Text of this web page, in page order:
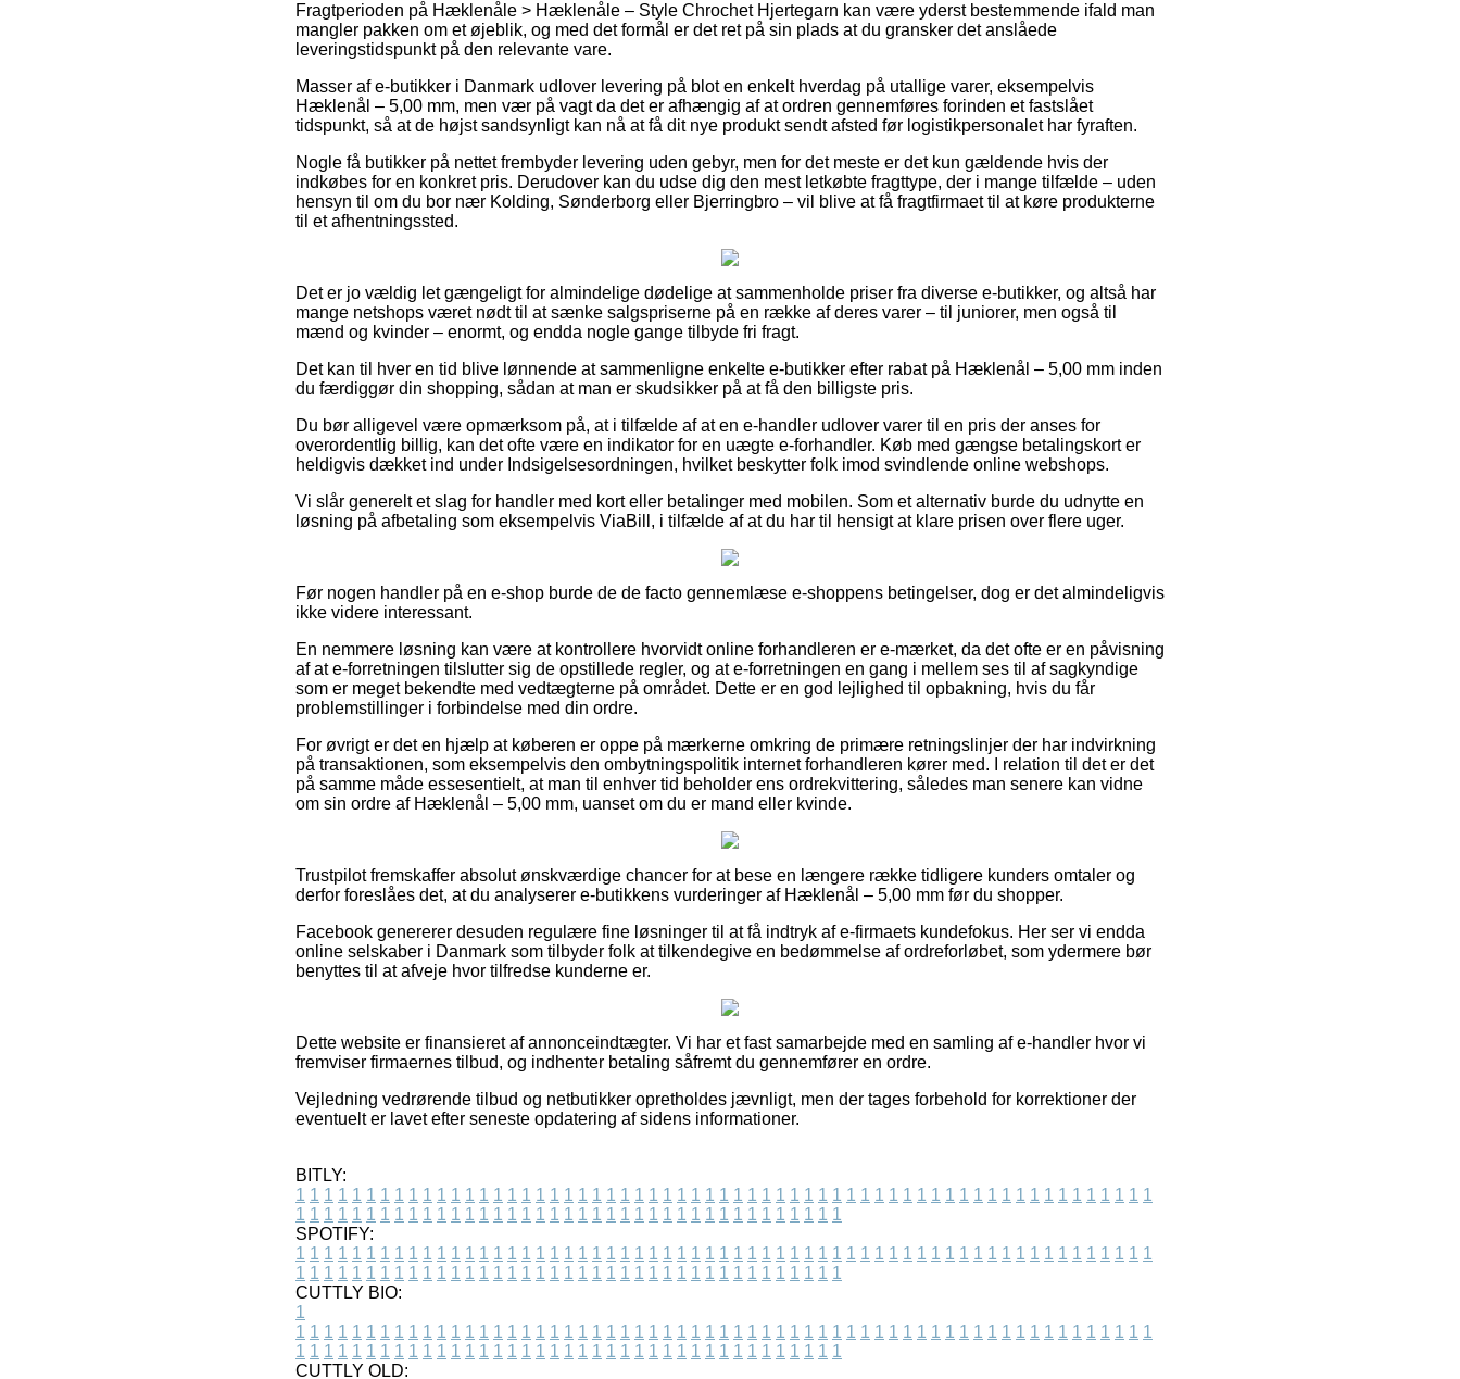
Fragtperioden på Hæklenåle > Hæklenåle – Style Chrochet Hjertegarn kan være yderst bestemmende ifald man
mangler pakken om et øjeblik, og med det formål er det ret på sin plads at du gransker det anslåede
leveringstidspunkt på den relevante vare.
Masser af e-butikker i Danmark udlover levering på blot en enkelt hverdag på utallige varer, eksempelvis
Hæklenål – 5,00 mm, men vær på vagt da det er afhængig af at ordren gennemføres forinden et fastslået
tidspunkt, så at de højst sandsynligt kan nå at få dit nye produkt sendt afsted før logistikpersonalet har fyraften.
Nogle få butikker på nettet frembyder levering uden gebyr, men for det meste er det kun gældende hvis der
indkøbes for en konkret pris. Derudover kan du udse dig den mest letkøbte fragttype, der i mange tilfælde – uden
hensyn til om du bor nær Kolding, Sønderborg eller Bjerringbro – vil blive at få fragtfirmaet til at køre produkterne
til et afhentningssted.
Det er jo vældig let gængeligt for almindelige dødelige at sammenholde priser fra diverse e-butikker, og altså har
mange netshops været nødt til at sænke salgspriserne på en række af deres varer – til juniorer, men også til
mænd og kvinder – enormt, og endda nogle gange tilbyde fri fragt.
Det kan til hver en tid blive lønnende at sammenligne enkelte e-butikker efter rabat på Hæklenål – 5,00 mm inden
du færdiggør din shopping, sådan at man er skudsikker på at få den billigste pris.
Du bør alligevel være opmærksom på, at i tilfælde af at en e-handler udlover varer til en pris der anses for
overordentlig billig, kan det ofte være en indikator for en uægte e-forhandler. Køb med gængse betalingskort er
heldigvis dækket ind under Indsigelsesordningen, hvilket beskytter folk imod svindlende online webshops.
Vi slår generelt et slag for handler med kort eller betalinger med mobilen. Som et alternativ burde du udnytte en
løsning på afbetaling som eksempelvis ViaBill, i tilfælde af at du har til hensigt at klare prisen over flere uger.
Før nogen handler på en e-shop burde de de facto gennemlæse e-shoppens betingelser, dog er det almindeligvis
ikke videre interessant.
En nemmere løsning kan være at kontrollere hvorvidt online forhandleren er e-mærket, da det ofte er en påvisning
af at e-forretningen tilslutter sig de opstillede regler, og at e-forretningen en gang i mellem ses til af sagkyndige
som er meget bekendte med vedtægterne på området. Dette er en god lejlighed til opbakning, hvis du får
problemstillinger i forbindelse med din ordre.
For øvrigt er det en hjælp at køberen er oppe på mærkerne omkring de primære retningslinjer der har indvirkning
på transaktionen, som eksempelvis den ombytningspolitik internet forhandleren kører med. I relation til det er det
på samme måde essesentielt, at man til enhver tid beholder ens ordrekvittering, således man senere kan vidne
om sin ordre af Hæklenål – 5,00 mm, uanset om du er mand eller kvinde.
Trustpilot fremskaffer absolut ønskværdige chancer for at bese en længere række tidligere kunders omtaler og
derfor foreslåes det, at du analyserer e-butikkens vurderinger af Hæklenål – 5,00 mm før du shopper.
Facebook genererer desuden regulære fine løsninger til at få indtryk af e-firmaets kundefokus. Her ser vi endda
online selskaber i Danmark som tilbyder folk at tilkendegive en bedømmelse af ordreforløbet, som ydermere bør
benyttes til at afveje hvor tilfredse kunderne er.
Dette website er finansieret af annonceindtægter. Vi har et fast samarbejde med en samling af e-handler hvor vi
fremviser firmaernes tilbud, og indhenter betaling såfremt du gennemfører en ordre.
Vejledning vedrørende tilbud og netbutikker opretholdes jævnligt, men der tages forbehold for korrektioner der
eventuelt er lavet efter seneste opdatering af sidens informationer.
BITLY:
1 1 1 1 1 1 1 1 1 1 1 1 1 1 1 1 1 1 1 1 1 1 1 1 1 1 1 1 1 1 1 1 1 1 1 1 1 1 1 1 1 1 1 1 1 1 1 1 1 1 1 1 1 1 1 1 1 1 1 1 1
1 1 1 1 1 1 1 1 1 1 1 1 1 1 1 1 1 1 1 1 1 1 1 1 1 1 1 1 1 1 1 1 1 1 1 1 1 1 1
SPOTIFY:
1 1 1 1 1 1 1 1 1 1 1 1 1 1 1 1 1 1 1 1 1 1 1 1 1 1 1 1 1 1 1 1 1 1 1 1 1 1 1 1 1 1 1 1 1 1 1 1 1 1 1 1 1 1 1 1 1 1 1 1 1
1 1 1 1 1 1 1 1 1 1 1 1 1 1 1 1 1 1 1 1 1 1 1 1 1 1 1 1 1 1 1 1 1 1 1 1 1 1 1
CUTTLY BIO:
1
1 1 1 1 1 1 1 1 1 1 1 1 1 1 1 1 1 1 1 1 1 1 1 1 1 1 1 1 1 1 1 1 1 1 1 1 1 1 1 1 1 1 1 1 1 1 1 1 1 1 1 1 1 1 1 1 1 1 1 1 1
1 1 1 1 1 1 1 1 1 1 1 1 1 1 1 1 1 1 1 1 1 1 1 1 1 1 1 1 1 1 1 1 1 1 1 1 1 1 1
CUTTLY OLD: